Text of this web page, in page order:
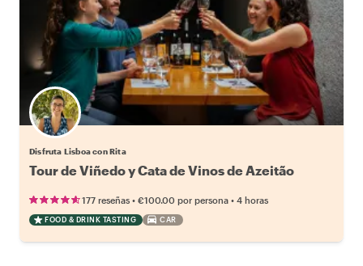
Disfruta Lisboa con Rita
Tour de Viñedo y Cata de Vinos de Azeitão
177 reseñas • €100.00 por persona • 4 horas
FOOD & DRINK TASTING CAR